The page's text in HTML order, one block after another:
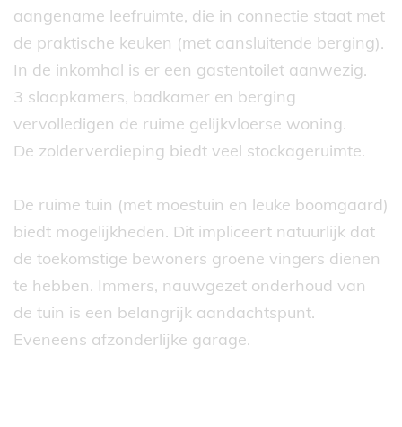
aangename leefruimte, die in connectie staat met
de praktische keuken (met aansluitende berging).
In de inkomhal is er een gastentoilet aanwezig.
3 slaapkamers, badkamer en berging
vervolledigen de ruime gelijkvloerse woning.
De zolderverdieping biedt veel stockageruimte.
De ruime tuin (met moestuin en leuke boomgaard)
biedt mogelijkheden. Dit impliceert natuurlijk dat
de toekomstige bewoners groene vingers dienen
te hebben. Immers, nauwgezet onderhoud van
de tuin is een belangrijk aandachtspunt.
Eveneens afzonderlijke garage.